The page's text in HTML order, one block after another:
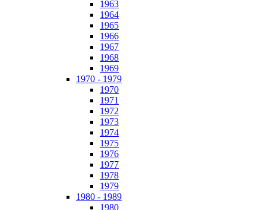
1963
1964
1965
1966
1967
1968
1969
1970 - 1979
1970
1971
1972
1973
1974
1975
1976
1977
1978
1979
1980 - 1989
1980